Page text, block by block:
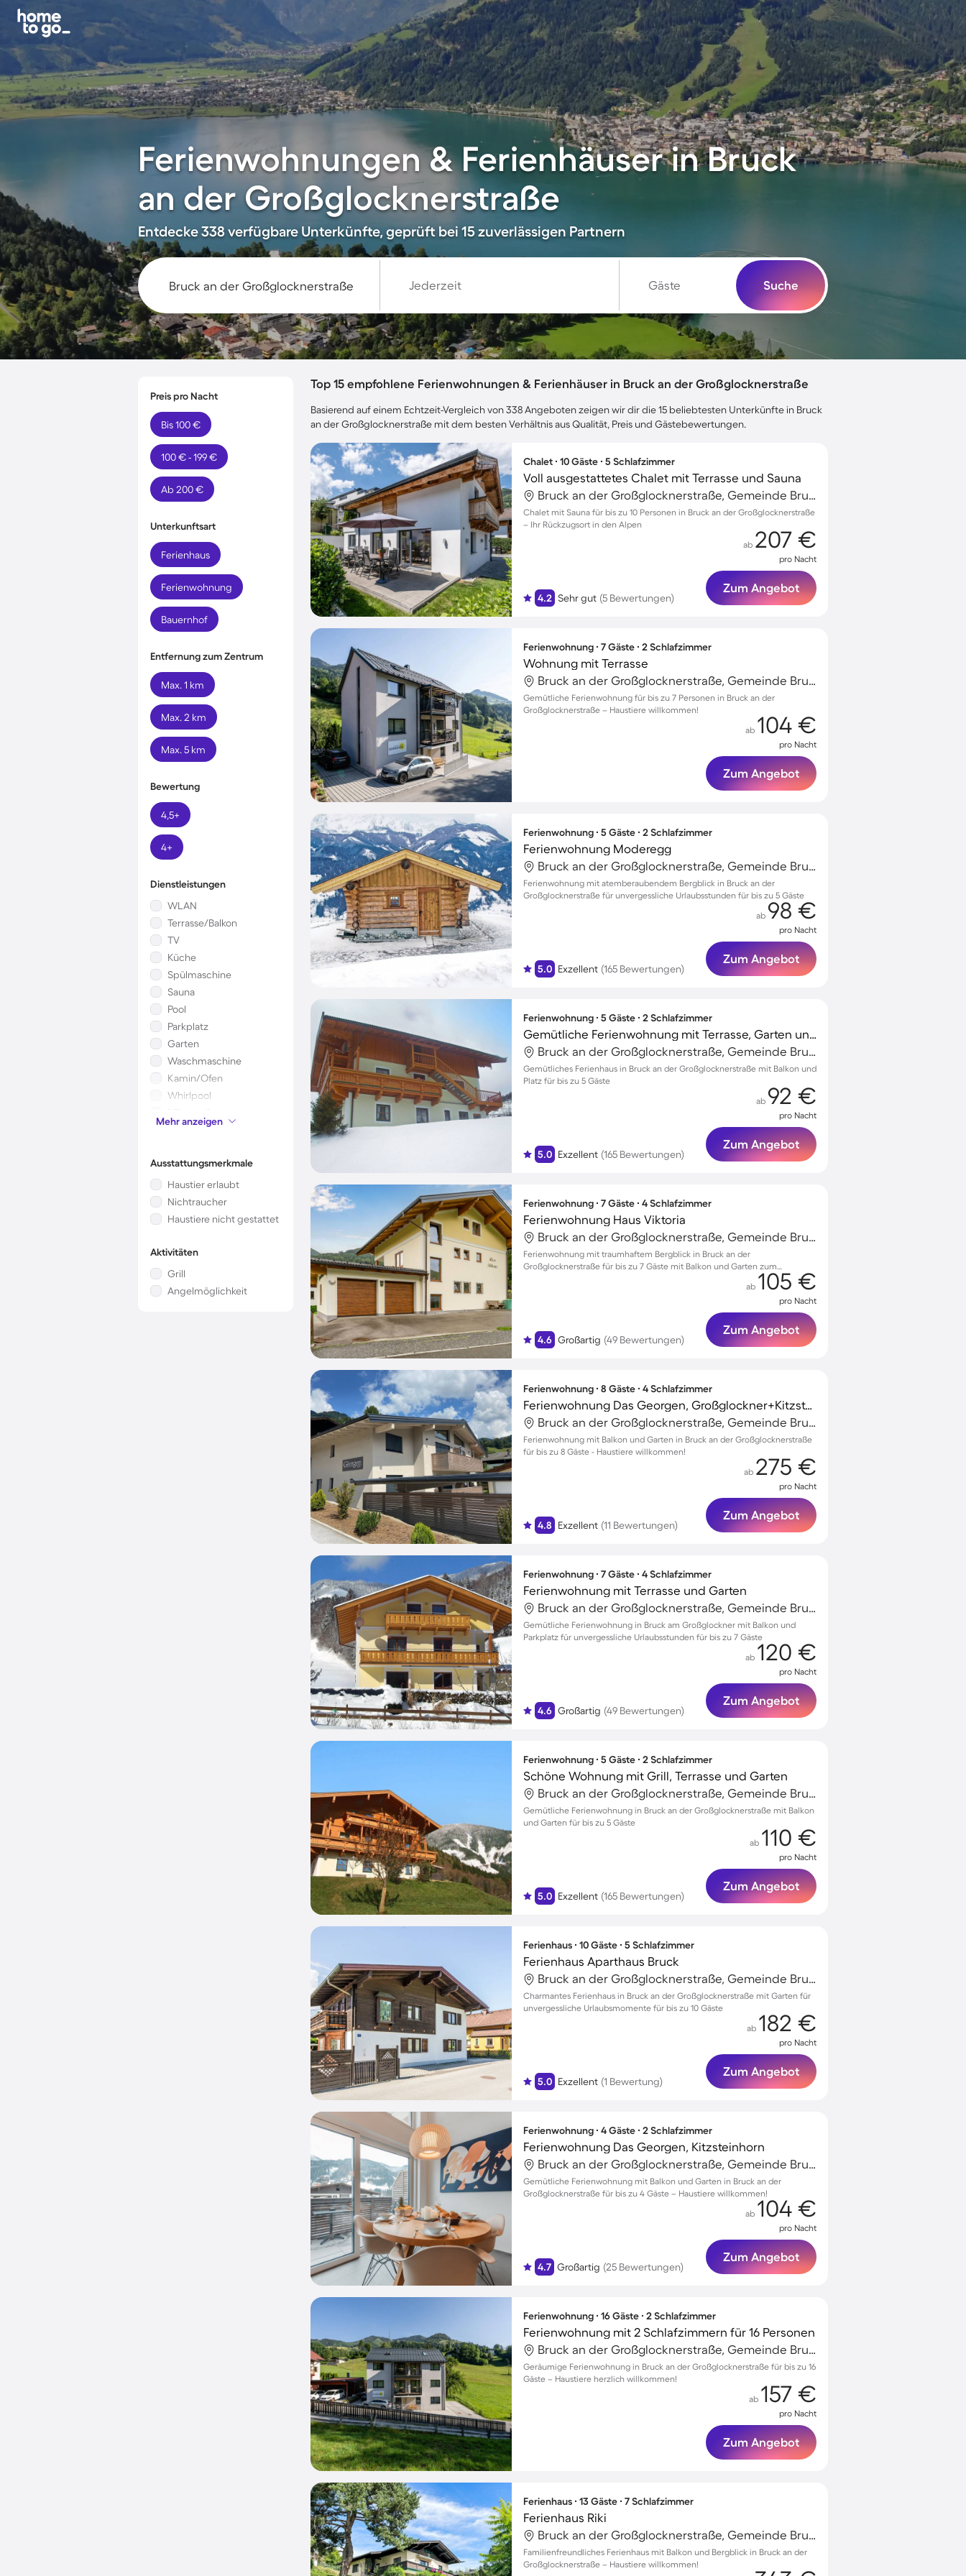
Ferienwohnungen & Ferienhäuser in Bruck
an der Großglocknerstraße
Entdecke 338 verfügbare Unterkünfte, geprüft bei 15 zuverlässigen Partnern
Jederzeit Gäste Suche
Preis pro Nacht
Bis 100 €
100 € - 199 €
Ab 200 €
Unterkunftsart
Ferienhaus
Ferienwohnung
Bauernhof
Entfernung zum Zentrum
Max. 1 km
Max. 2 km
Max. 5 km
Bewertung
4,5+
4+
Dienstleistungen
WLAN
Terrasse/Balkon
TV
Küche
Spülmaschine
Sauna
Pool
Parkplatz
Garten
Waschmaschine
Kamin/Ofen
Whirlpool
Mikrowelle
Kinderbett
Mehr anzeigen
Ausstattungsmerkmale
Haustier erlaubt
Nichtraucher
Haustiere nicht gestattet
Aktivitäten
Grill
Angelmöglichkeit
Top 15 empfohlene Ferienwohnungen & Ferienhäuser in Bruck an der Großglocknerstraße
Basierend auf einem Echtzeit-Vergleich von 338 Angeboten zeigen wir dir die 15 beliebtesten Unterkünfte in Bruck
an der Großglocknerstraße mit dem besten Verhältnis aus Qualität, Preis und Gästebewertungen.
Chalet ∙ 10 Gäste ∙ 5 Schlafzimmer
Voll ausgestattetes Chalet mit Terrasse und Sauna
Bruck an der Großglocknerstraße, Gemeinde Bruck an der Großglocknerstraße, Österreich
Chalet mit Sauna für bis zu 10 Personen in Bruck an der Großglocknerstraße
– Ihr Rückzugsort in den Alpen
4.2 Sehr gut (5 Bewertungen)
ab 207 €
pro Nacht
Zum Angebot
Ferienwohnung ∙ 7 Gäste ∙ 2 Schlafzimmer
Wohnung mit Terrasse
Bruck an der Großglocknerstraße, Gemeinde Bruck an der Großglocknerstraße, Österreich
Gemütliche Ferienwohnung für bis zu 7 Personen in Bruck an der
Großglocknerstraße – Haustiere willkommen!
ab 104 €
pro Nacht
Zum Angebot
Ferienwohnung ∙ 5 Gäste ∙ 2 Schlafzimmer
Ferienwohnung Moderegg
Bruck an der Großglocknerstraße, Gemeinde Bruck an der Großglocknerstraße, Österreich
Ferienwohnung mit atemberaubendem Bergblick in Bruck an der
Großglocknerstraße für unvergessliche Urlaubsstunden für bis zu 5 Gäste
5.0 Exzellent (165 Bewertungen)
ab 98 €
pro Nacht
Zum Angebot
Ferienwohnung ∙ 5 Gäste ∙ 2 Schlafzimmer
Gemütliche Ferienwohnung mit Terrasse, Garten und Grill
Bruck an der Großglocknerstraße, Gemeinde Bruck an der Großglocknerstraße, Österreich
Gemütliches Ferienhaus in Bruck an der Großglocknerstraße mit Balkon und
Platz für bis zu 5 Gäste
5.0 Exzellent (165 Bewertungen)
ab 92 €
pro Nacht
Zum Angebot
Ferienwohnung ∙ 7 Gäste ∙ 4 Schlafzimmer
Ferienwohnung Haus Viktoria
Bruck an der Großglocknerstraße, Gemeinde Bruck an der Großglocknerstraße, Österreich
Ferienwohnung mit traumhaftem Bergblick in Bruck an der
Großglocknerstraße für bis zu 7 Gäste mit Balkon und Garten zum
4.6 Großartig (49 Bewertungen)
ab 105 €
pro Nacht
Zum Angebot
Ferienwohnung ∙ 8 Gäste ∙ 4 Schlafzimmer
Ferienwohnung Das Georgen, Großglockner+Kitzsteinhorn
Bruck an der Großglocknerstraße, Gemeinde Bruck an der Großglocknerstraße, Österreich
Ferienwohnung mit Balkon und Garten in Bruck an der Großglocknerstraße
für bis zu 8 Gäste - Haustiere willkommen!
4.8 Exzellent (11 Bewertungen)
ab 275 €
pro Nacht
Zum Angebot
Ferienwohnung ∙ 7 Gäste ∙ 4 Schlafzimmer
Ferienwohnung mit Terrasse und Garten
Bruck an der Großglocknerstraße, Gemeinde Bruck an der Großglocknerstraße, Österreich
Gemütliche Ferienwohnung in Bruck am Großglockner mit Balkon und
Parkplatz für unvergessliche Urlaubsstunden für bis zu 7 Gäste
4.6 Großartig (49 Bewertungen)
ab 120 €
pro Nacht
Zum Angebot
Ferienwohnung ∙ 5 Gäste ∙ 2 Schlafzimmer
Schöne Wohnung mit Grill, Terrasse und Garten
Bruck an der Großglocknerstraße, Gemeinde Bruck an der Großglocknerstraße, Österreich
Gemütliche Ferienwohnung in Bruck an der Großglocknerstraße mit Balkon
und Garten für bis zu 5 Gäste
5.0 Exzellent (165 Bewertungen)
ab 110 €
pro Nacht
Zum Angebot
Ferienhaus ∙ 10 Gäste ∙ 5 Schlafzimmer
Ferienhaus Aparthaus Bruck
Bruck an der Großglocknerstraße, Gemeinde Bruck an der Großglocknerstraße, Österreich
Charmantes Ferienhaus in Bruck an der Großglocknerstraße mit Garten für
unvergessliche Urlaubsmomente für bis zu 10 Gäste
5.0 Exzellent (1 Bewertung)
ab 182 €
pro Nacht
Zum Angebot
Ferienwohnung ∙ 4 Gäste ∙ 2 Schlafzimmer
Ferienwohnung Das Georgen, Kitzsteinhorn
Bruck an der Großglocknerstraße, Gemeinde Bruck an der Großglocknerstraße, Österreich
Gemütliche Ferienwohnung mit Balkon und Garten in Bruck an der
Großglocknerstraße für bis zu 4 Gäste – Haustiere willkommen!
4.7 Großartig (25 Bewertungen)
ab 104 €
pro Nacht
Zum Angebot
Ferienwohnung ∙ 16 Gäste ∙ 2 Schlafzimmer
Ferienwohnung mit 2 Schlafzimmern für 16 Personen
Bruck an der Großglocknerstraße, Gemeinde Bruck an der Großglocknerstraße, Österreich
Geräumige Ferienwohnung in Bruck an der Großglocknerstraße für bis zu 16
Gäste – Haustiere herzlich willkommen!
ab 157 €
pro Nacht
Zum Angebot
Ferienhaus ∙ 13 Gäste ∙ 7 Schlafzimmer
Ferienhaus Riki
Bruck an der Großglocknerstraße, Gemeinde Bruck an der Großglocknerstraße, Österreich
Familienfreundliches Ferienhaus mit Balkon und Bergblick in Bruck an der
Großglocknerstraße – Haustiere willkommen!